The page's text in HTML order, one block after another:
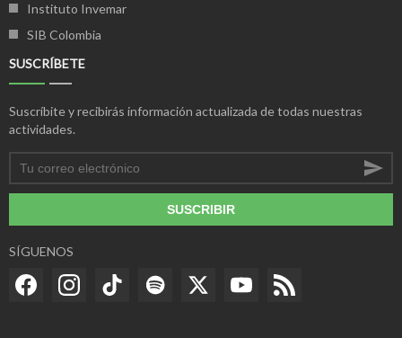
Instituto Invemar
SIB Colombia
SUSCRÍBETE
Suscríbite y recibirás información actualizada de todas nuestras
actividades.
SUSCRIBIR
SÍGUENOS